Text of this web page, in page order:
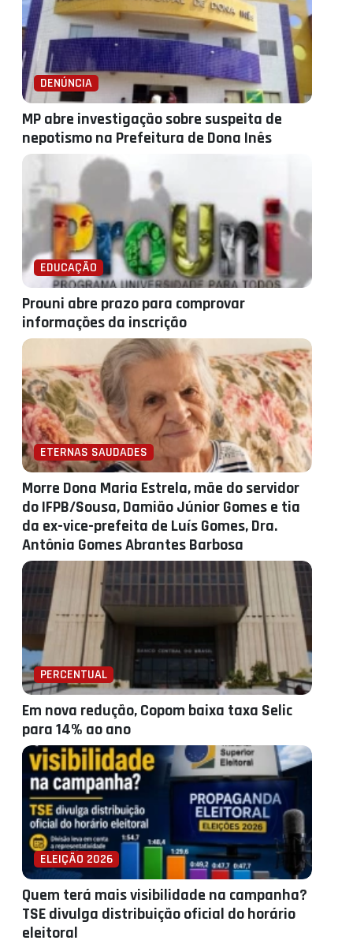
DENÚNCIA
MP abre investigação sobre suspeita de
nepotismo na Prefeitura de Dona Inês
EDUCAÇÃO
Prouni abre prazo para comprovar
informações da inscrição
ETERNAS SAUDADES
Morre Dona Maria Estrela, mãe do servidor
do IFPB/Sousa, Damião Júnior Gomes e tia
da ex-vice-prefeita de Luís Gomes, Dra.
Antônia Gomes Abrantes Barbosa
PERCENTUAL
Em nova redução, Copom baixa taxa Selic
para 14% ao ano
ELEIÇÃO 2026
Quem terá mais visibilidade na campanha?
TSE divulga distribuição oficial do horário
eleitoral